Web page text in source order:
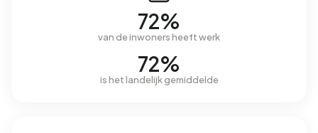
72%
van de inwoners heeft werk
72%
is het landelijk gemiddelde